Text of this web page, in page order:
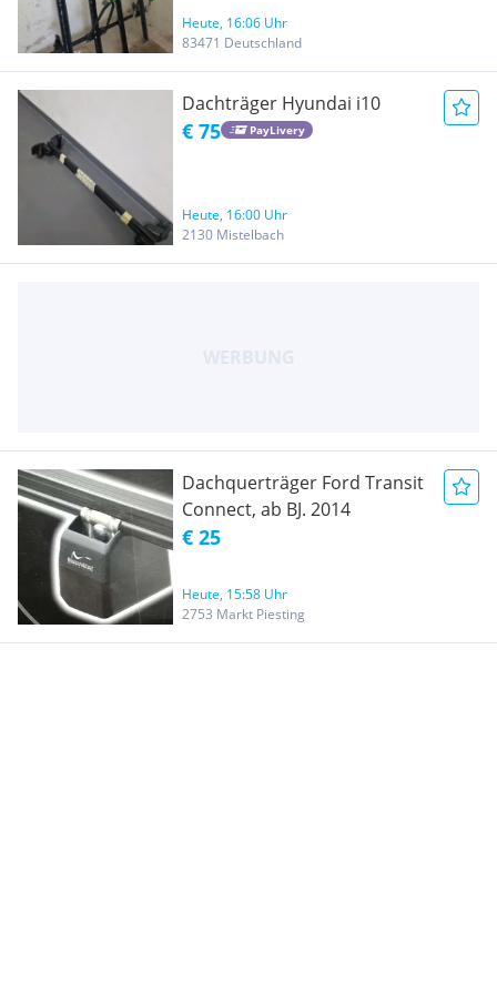
Heute, 16:06 Uhr
83471 Deutschland
Dachträger Hyundai i10
€ 75 PayLivery
Heute, 16:00 Uhr
2130 Mistelbach
Dachquerträger Ford Transit
Connect, ab BJ. 2014
€ 25
Heute, 15:58 Uhr
2753 Markt Piesting